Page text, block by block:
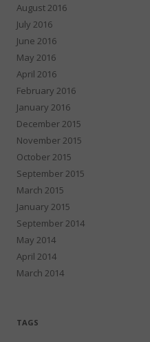
August 2016
July 2016
June 2016
May 2016
April 2016
February 2016
January 2016
December 2015
November 2015
October 2015
September 2015
March 2015
January 2015
September 2014
May 2014
April 2014
March 2014
TAGS